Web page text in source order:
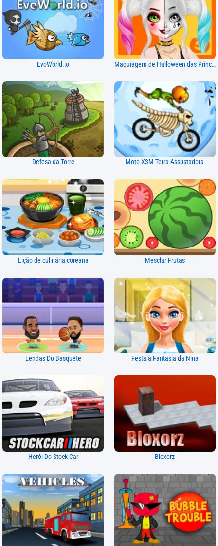
EvoWorld.io Maquiagem de Halloween das Princesas
Defesa da Torre Moto X3M Terra Assustadora
Lição de culinária coreana Mesclar Frutas
Lendas Do Basquete Festa à Fantasia da Nina
Herói Do Stock Car Bloxorz